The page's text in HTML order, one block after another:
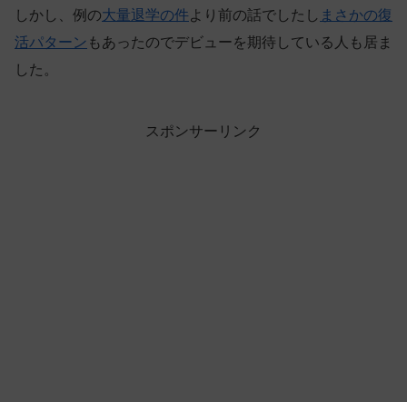
しかし、例の大量退学の件より前の話でしたし まさかの復
活パターン もあったのでデビューを期待している人も居ま
した。
スポンサーリンク